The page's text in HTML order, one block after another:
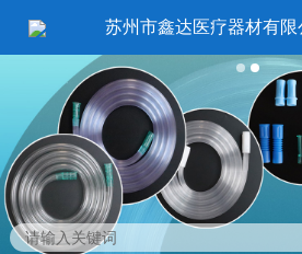
2
苏州市鑫达医疗器材有限